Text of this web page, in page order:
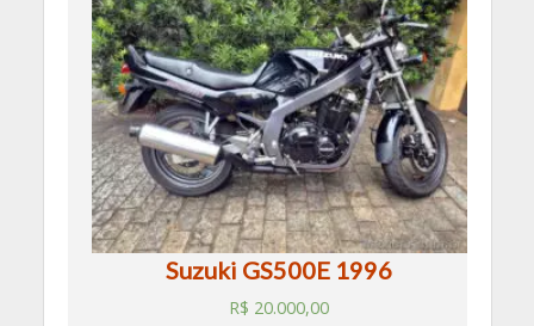
Suzuki GS500E 1996
R$ 20.000,00